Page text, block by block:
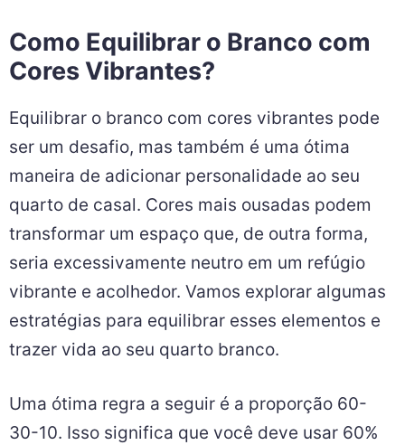
Como Equilibrar o Branco com
Cores Vibrantes?
Equilibrar o branco com cores vibrantes pode
ser um desafio, mas também é uma ótima
maneira de adicionar personalidade ao seu
quarto de casal. Cores mais ousadas podem
transformar um espaço que, de outra forma,
seria excessivamente neutro em um refúgio
vibrante e acolhedor. Vamos explorar algumas
estratégias para equilibrar esses elementos e
trazer vida ao seu quarto branco.
Uma ótima regra a seguir é a proporção 60-
30-10. Isso significa que você deve usar 60%